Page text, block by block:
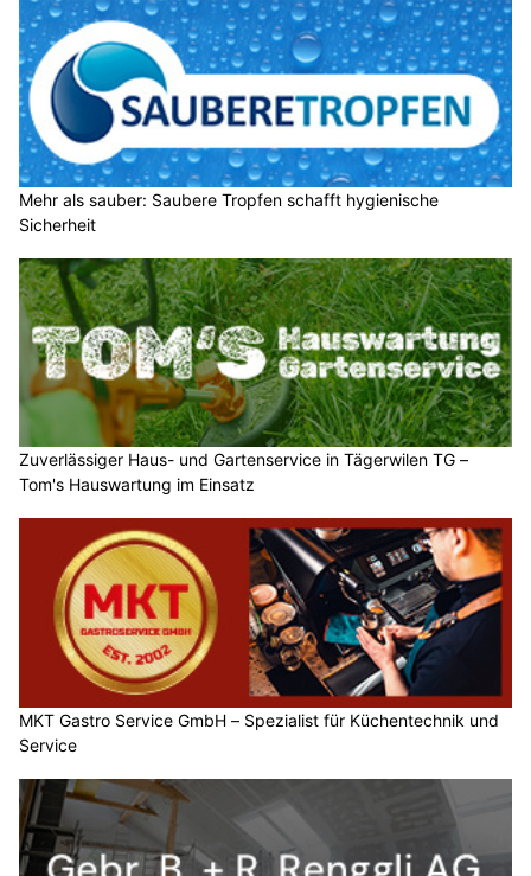
Mehr als sauber: Saubere Tropfen schafft hygienische
Sicherheit
Zuverlässiger Haus- und Gartenservice in Tägerwilen TG –
Tom's Hauswartung im Einsatz
MKT Gastro Service GmbH – Spezialist für Küchentechnik und
Service